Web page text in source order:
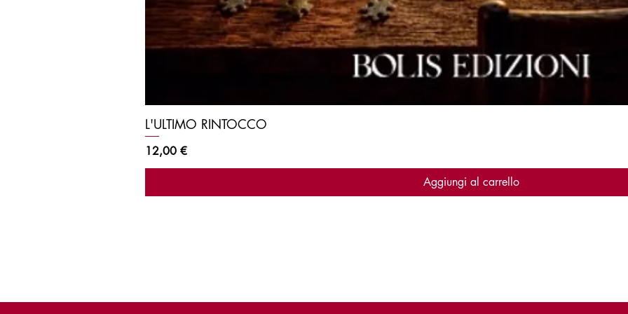
L'ULTIMO RINTOCCO
Prezzo
12,00 €
Aggiungi al carrello